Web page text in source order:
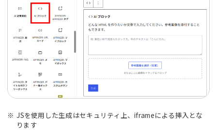
JSを使用した生成はセキュリティ上、iframeによる挿入とな
ります